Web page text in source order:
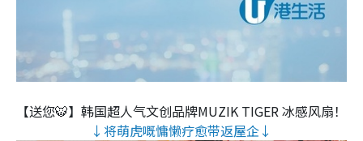
【送您🐯】韩国超人气文创品牌MUZIK TIGER 冰感风扇！
↓将萌虎嘅慵懒疗愈带返屋企↓